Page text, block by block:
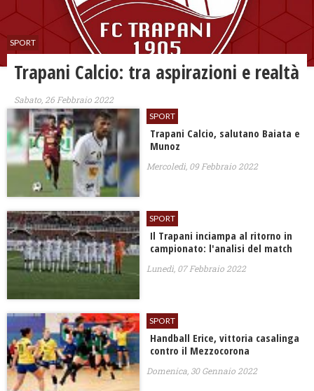
SPORT
Trapani Calcio: tra aspirazioni e realtà
Sabato, 26 Febbraio 2022
SPORT
Trapani Calcio, salutano Baiata e
Munoz
Mercoledì, 09 Febbraio 2022
SPORT
Il Trapani inciampa al ritorno in
campionato: l'analisi del match
Lunedì, 07 Febbraio 2022
SPORT
Handball Erice, vittoria casalinga
contro il Mezzocorona
Domenica, 30 Gennaio 2022